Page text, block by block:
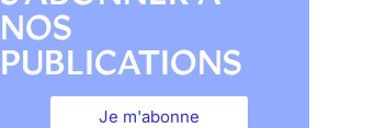
NOS
PUBLICATIONS
Je m'abonne